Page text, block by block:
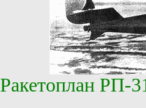
Ракетоплан РП-